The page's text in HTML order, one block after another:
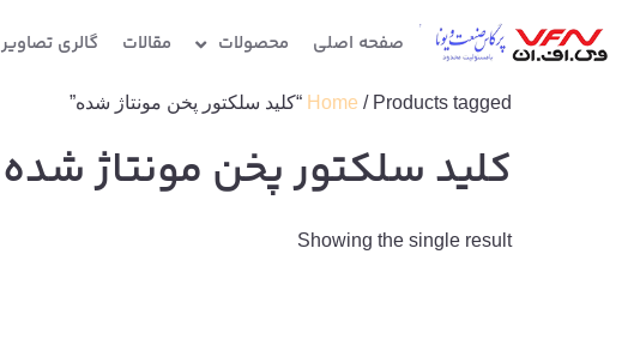
صفحه اصلی محصولات مقالات گالری تصاویر
Home / Products tagged “کلید سلکتور پخن مونتاژ شده”
کلید سلکتور پخن مونتاژ شده
Showing the single result